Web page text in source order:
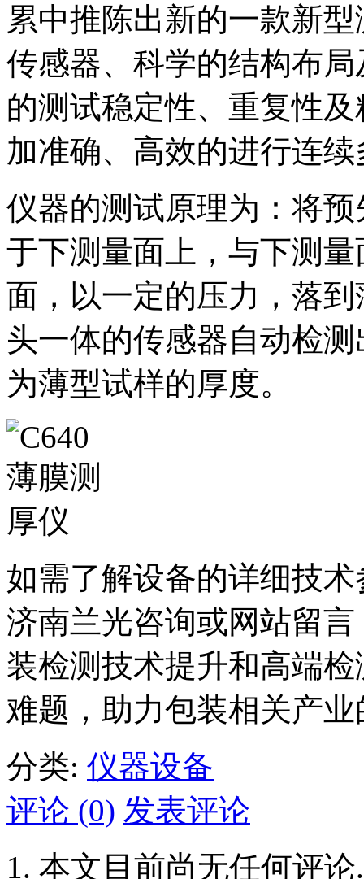
累中推陈出新的一款新
传感器、科学的结构布
的测试稳定性、重复性
加准确、高效的进行连
仪器的测试原理为：将
于下测量面上，与下测
面，以一定的压力，落
头一体的传感器自动检
为薄型试样的厚度。
如需了解设备的详细技
济南兰光咨询或网站留
装检测技术提升和高端
难题，助力包装相关产
分类: 仪器设备
评论 (0) 发表评论
本文目前尚无任何评论.